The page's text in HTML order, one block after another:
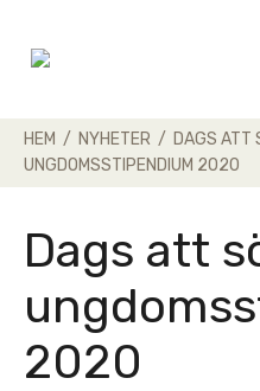
content
HEM / NYHETER / DAGS ATT
UNGDOMSSTIPENDIUM 2020
Dags att
2020